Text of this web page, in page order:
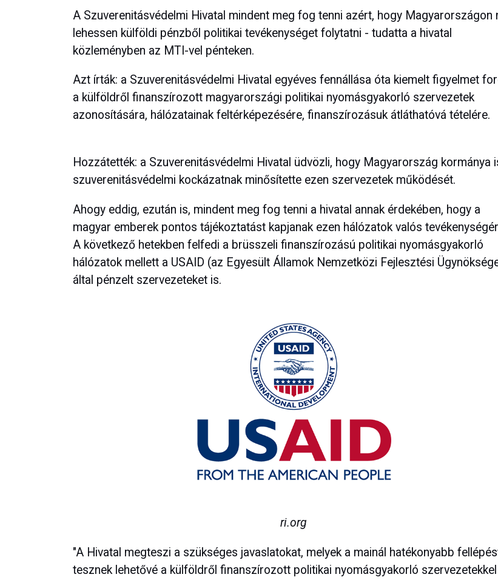
A Szuverenitásvédelmi Hivatal mindent meg fog tenni azért, hogy Magyarországon
lehessen külföldi pénzből politikai tevékenységet folytatni - tudatta a hivatal
közleményben az MTI-vel pénteken.
Azt írták: a Szuverenitásvédelmi Hivatal egyéves fennállása óta kiemelt figyelmet
a külföldről finanszírozott magyarországi politikai nyomásgyakorló szervezetek
azonosítására, hálózatainak feltérképezésére, finanszírozásuk átláthatóvá tételére.
Hozzátették: a Szuverenitásvédelmi Hivatal üdvözli, hogy Magyarország kormánya
szuverenitásvédelmi kockázatnak minősítette ezen szervezetek működését.
Ahogy eddig, ezután is, mindent meg fog tenni a hivatal annak érdekében, hogy a
magyar emberek pontos tájékoztatást kapjanak ezen hálózatok valós
A következő hetekben felfedi a brüsszeli finanszírozású politikai nyomásgyakorló
hálózatok mellett a USAID (az Egyesült Államok Nemzetközi Fejlesztési
által pénzelt szervezeteket is.
ri.org
"A Hivatal megteszi a szükséges javaslatokat, melyek a mainál hatékonyabb
tesznek lehetővé a külföldről finanszírozott politikai nyomásgyakorló szervezetekkel